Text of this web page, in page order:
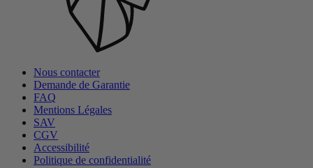
Nous contacter
Demande de Garantie
FAQ
Mentions Légales
SAV
CGV
Accessibilité
Politique de confidentialité